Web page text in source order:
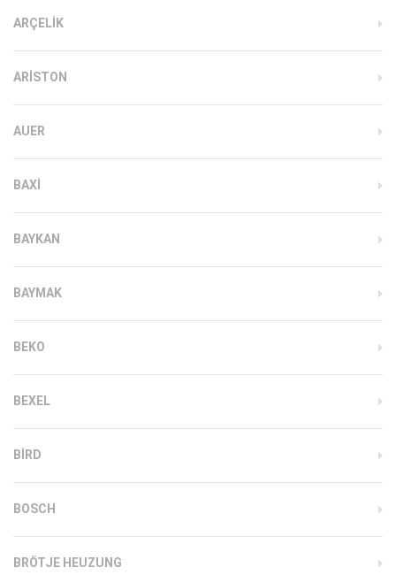
ARÇELIK
ARISTON
AUER
BAXI
BAYKAN
BAYMAK
BEKO
BEXEL
BIRD
BOSCH
BRÖTJE HEUZUNG